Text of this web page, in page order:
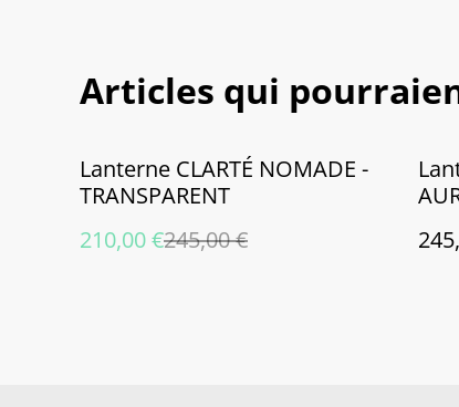
Articles qui
%
Lanterne CLARTÉ NOMADE -
TRANSPARENT
210,00 €245,00 €